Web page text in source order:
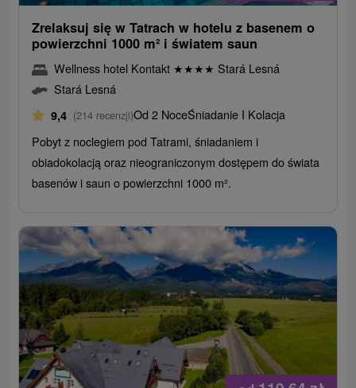
Zrelaksuj się w Tatrach w hotelu z basenem o
powierzchni 1000 m² i światem saun
Wellness hotel Kontakt ★★★★ Stará Lesná
Stará Lesná
9,4 (214 recenzji)Od 2 NoceŚniadanie I Kolacja
Pobyt z noclegiem pod Tatrami, śniadaniem i
obiadokolacją oraz nieograniczonym dostępem do świata
basenów i saun o powierzchni 1000 m².